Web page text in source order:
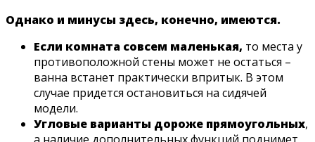
Однако и минусы здесь, конечно, имеются.
Если комната совсем маленькая, то места у
противоположной стены может не остаться –
ванна встанет практически впритык. В этом
случае придется остановиться на сидячей
модели.
Угловые варианты дороже прямоугольных,